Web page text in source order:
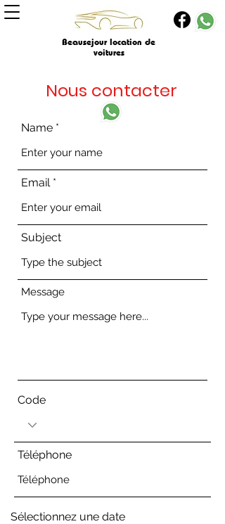
Beausejour location de
voitures
Nous contacter
Name
Email
Subject
Message
Code
Téléphone
Sélectionnez une date